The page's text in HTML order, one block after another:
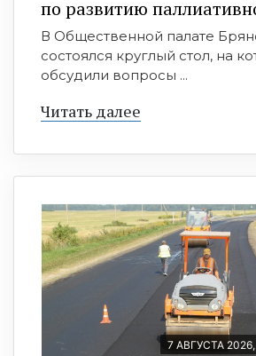
по развитию
В Общественной палате
состоялся круглый стол, на
обсудили вопросы ...
Читать далее
7 АВГУСТА 2026,